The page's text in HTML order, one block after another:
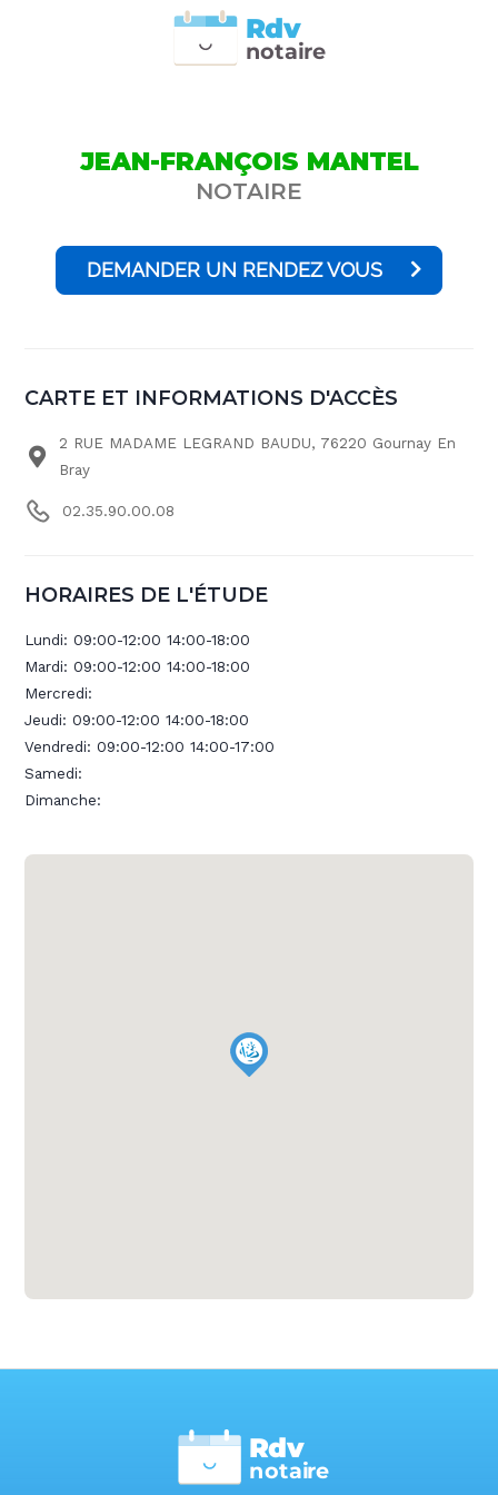
notaire
Rdv
JEAN-FRANÇOIS MANTEL
NOTAIRE
DEMANDER UN RENDEZ VOUS
CARTE ET INFORMATIONS D'ACCÈS
2 RUE MADAME LEGRAND BAUDU, 76220 Gournay En
Bray
02.35.90.00.08
HORAIRES DE L'ÉTUDE
Lundi:09:00-12:00 14:00-18:00
Mardi:09:00-12:00 14:00-18:00
Mercredi:
Jeudi:09:00-12:00 14:00-18:00
Vendredi:09:00-12:00 14:00-17:00
Samedi:
Dimanche:
notaire
Rdv